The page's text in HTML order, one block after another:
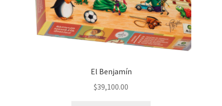
El Benjamín
$39,100.00